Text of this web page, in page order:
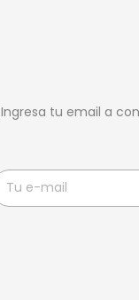
Ingresa tu email a